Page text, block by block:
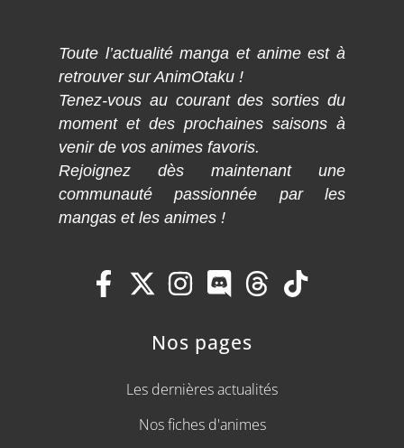
Toute l’actualité manga et anime est à
retrouver sur AnimOtaku !
Tenez-vous au courant des sorties du
moment et des prochaines saisons à
venir de vos animes favoris.
Rejoignez dès maintenant une
communauté passionnée par les
mangas et les animes !
Nos pages
Les dernières actualités
Nos fiches d'animes